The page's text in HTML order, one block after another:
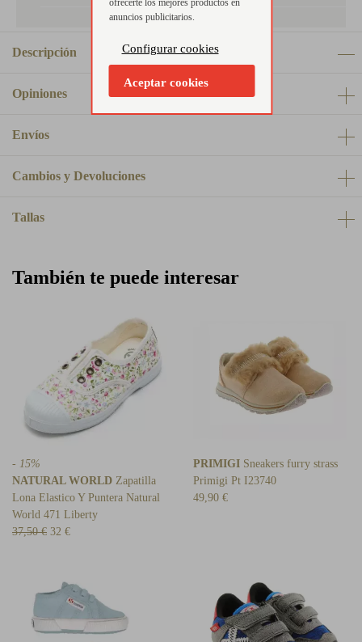
Descripción
Opiniones
Envíos
Cambios y Devoluciones
Tallas
También te puede interesar
- 15%
NATURAL WORLD Zapatilla
Lona Elastico Y Puntera Natural
World 471 Liberty
37,50 € 32 €
PRIMIGI Sneakers furry strass
Primigi Pt I23740
49,90 €
anuncios publicitarios.
Configurar cookies
Aceptar cookies